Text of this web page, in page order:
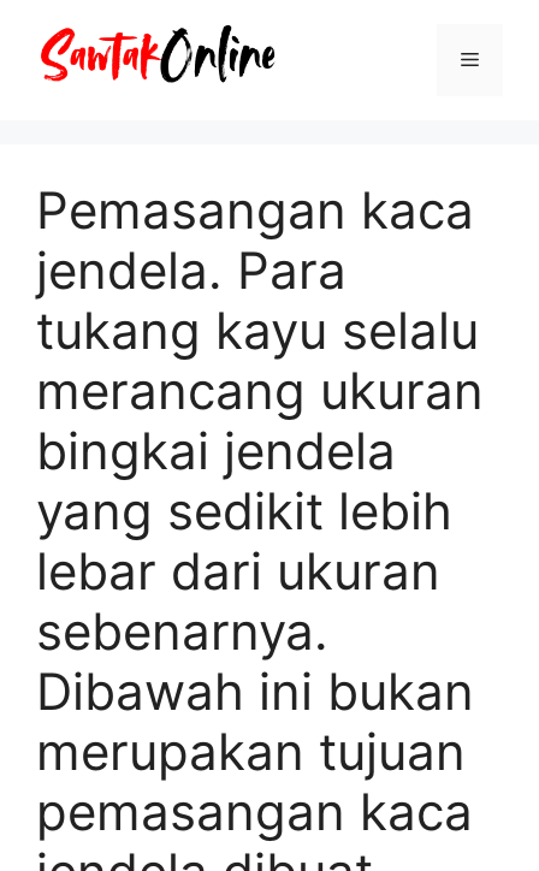
Menu
Pemasangan kaca
jendela. Para
tukang kayu selalu
merancang ukuran
bingkai jendela
yang sedikit lebih
lebar dari ukuran
sebenarnya.
Dibawah ini bukan
merupakan tujuan
pemasangan kaca